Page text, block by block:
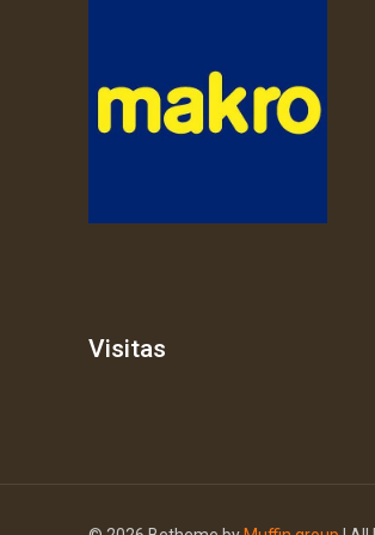
Visitas